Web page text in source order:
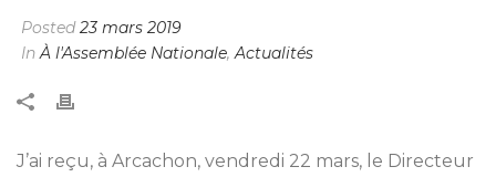
Posted23 mars 2019
InÀ l'Assemblée Nationale,Actualités
J’ai reçu, à Arcachon, vendredi 22 mars, le Directeur